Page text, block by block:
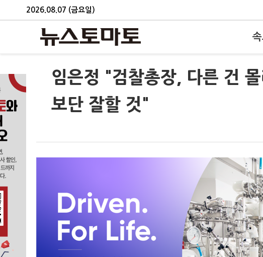
2026.08.07 (금요일)
임은정 "검찰총장, 다른 건
보단 잘할 것"